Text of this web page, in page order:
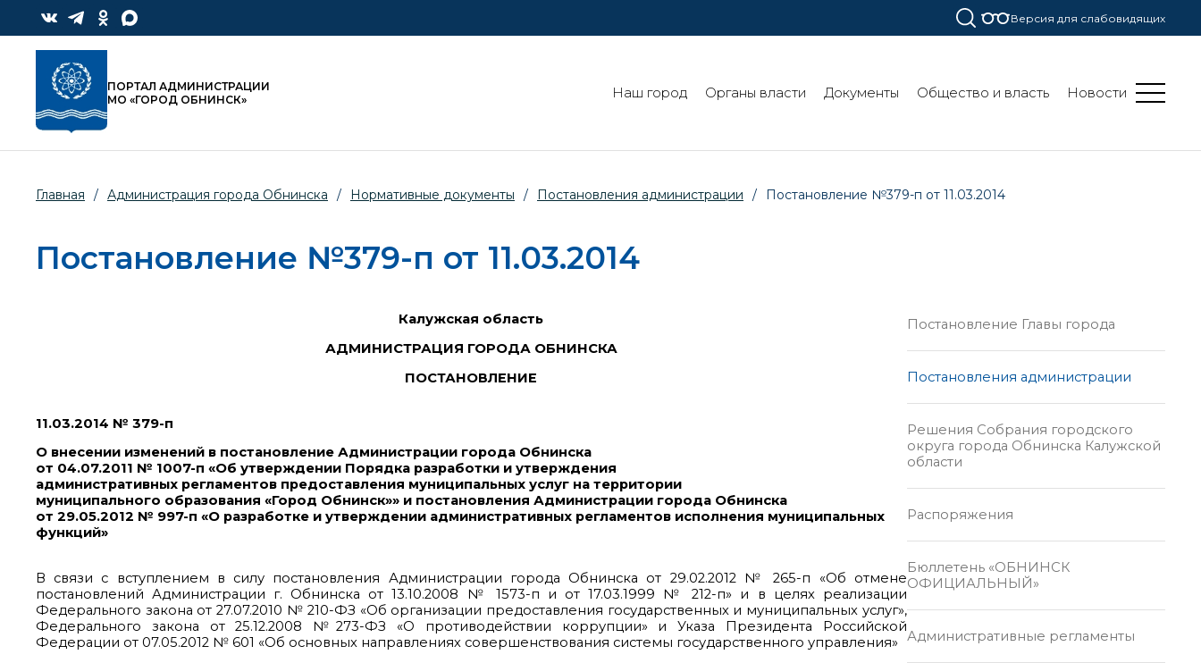
Версия для слабовидящих
ПОРТАЛ АДМИНИСТРАЦИИ
МО «ГОРОД ОБНИНСК»
Наш город Органы власти Документы Общество и власть Новости
Главная / Администрация города Обнинска / Нормативные документы / Постановления администрации / Постановление №379-п от 11.03.2014
Постановление №379-п от 11.03.2014
Калужская область
АДМИНИСТРАЦИЯ ГОРОДА ОБНИНСКА
ПОСТАНОВЛЕНИЕ
11.03.2014 № 379-п
О внесении изменений в постановление Администрации города Обнинска
от 04.07.2011 № 1007-п «Об утверждении Порядка разработки и утверждения
административных регламентов предоставления муниципальных услуг на территории
муниципального образования «Город Обнинск»» и постановления Администрации города Обнинска
от 29.05.2012 № 997-п «О разработке и утверждении административных регламентов исполнения муниципальных
функций»
В связи с вступлением в силу постановления Администрации города Обнинска от 29.02.2012 № 265-п «Об отмене
постановлений Администрации г. Обнинска от 13.10.2008 № 1573-п и от 17.03.1999 № 212-п» и в целях реализации
Федерального закона от 27.07.2010 № 210-ФЗ «Об организации предоставления государственных и муниципальных услуг»,
Федерального закона от 25.12.2008 №273-ФЗ «О противодействии коррупции» и Указа Президента Российской
Федерации от 07.05.2012 № 601 «Об основных направлениях совершенствования системы государственного управления»
Постановление Главы города
Постановления администрации
Решения Собрания городского
округа города Обнинска Калужской
области
Распоряжения
Бюллетень «ОБНИНСК
ОФИЦИАЛЬНЫЙ»
Административные регламенты